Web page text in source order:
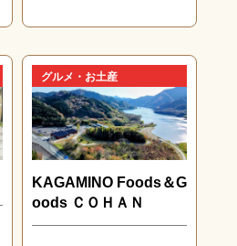
グルメ・お土産
KAGAMINO Foods＆G
oods ＣＯＨＡＮ